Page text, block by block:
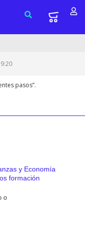
pasos”.
y Economía
formación
o